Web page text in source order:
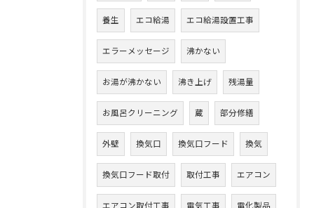
養生 エコ給湯 エコ給湯設置工事
エラーメッセージ 沸かない
お湯が沸かない 沸き上げ 残湯量
お風呂クリーニング 蔵 部分修繕
外壁 換気口 換気口フード 換気
換気口フード取付 取付工事 エアコン
エアコン取付工事 電気工事 電化製品